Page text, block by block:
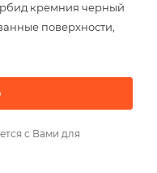
кремния черный
поверхности,
с Вами для